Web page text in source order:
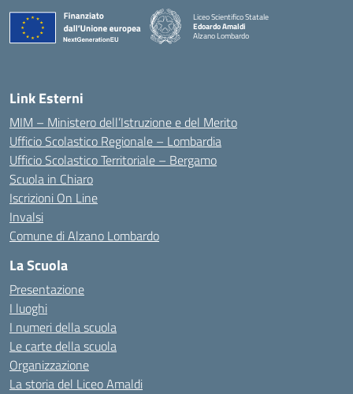
Liceo Scientifico Statale
Edoardo Amaldi
Alzano Lombardo
Link Esterni
MIM – Ministero dell’Istruzione e del Merito
Ufficio Scolastico Regionale – Lombardia
Ufficio Scolastico Territoriale – Bergamo
Scuola in Chiaro
Iscrizioni On Line
Invalsi
Comune di Alzano Lombardo
La Scuola
Presentazione
I luoghi
I numeri della scuola
Le carte della scuola
Organizzazione
La storia del Liceo Amaldi